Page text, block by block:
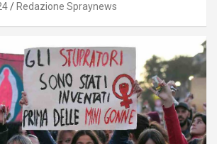
Redazione Spraynews